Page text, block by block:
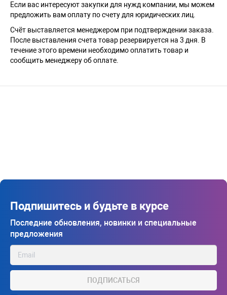
Если вас интересуют закупки для нужд компании, мы можем
предложить вам оплату по счету для юридических лиц.
Счёт выставляется менеджером при подтверждении заказа.
После выставления счета товар резервируется на 3 дня. В
течение этого времени необходимо оплатить товар и
сообщить менеджеру об оплате.
Подпишитесь и будьте в курсе
Последние обновления, новинки и специальные
предложения
ПОДПИСАТЬСЯ